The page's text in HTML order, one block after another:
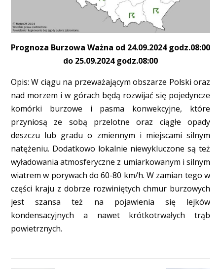
Prognoza Burzowa Ważna od 24.09.2024 godz.08:00
do 25.09.2024 godz.08:00
Opis: W ciągu na przeważającym obszarze Polski oraz
nad morzem i w górach będą rozwijać się pojedyncze
komórki burzowe i pasma konwekcyjne, które
przyniosą ze sobą przelotne oraz ciągłe opady
deszczu lub gradu o zmiennym i miejscami silnym
natężeniu. Dodatkowo lokalnie niewykluczone są też
wyładowania atmosferyczne z umiarkowanym i silnym
wiatrem w porywach do 60-80 km/h. W zamian tego w
części kraju z dobrze rozwiniętych chmur burzowych
jest szansa też na pojawienia się lejków
kondensacyjnych a nawet krótkotrwałych trąb
powietrznych.